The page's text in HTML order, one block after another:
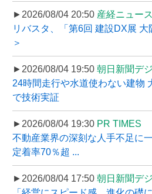
►2026/08/04 20:50 産経ニュース
リバスタ、「第6回 建設DX展
＞
►2026/08/04 19:50 朝日新聞デ
24時間走行や水道使わない建物
で技術実証
►2026/08/04 19:30 PR TIMES
不動産業界の深刻な人手不足に
定着率70％超 ...
►2026/08/04 17:50 朝日新聞デ